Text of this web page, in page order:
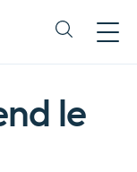
Expand
a
sub
le